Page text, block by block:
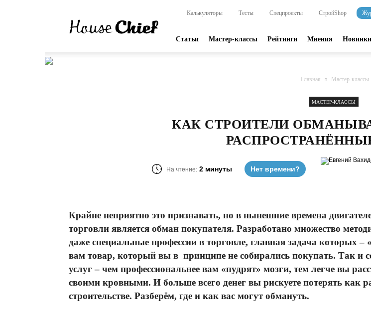
online-
издание
Калькуляторы Тесты Спецпроекты СтройShop
Статьи Мастер-классы Рейтинги Мнения Новинки
Главная Мастер-классы
МАСТЕР-КЛАССЫ
КАК СТРОИТЕЛИ
На чтение: 2 минуты Нет времени?
Крайне неприятно это признавать, но в нынешние времена
торговли является обман покупателя. Разработано множество
даже специальные профессии в торговле, главная задача которых –
вам товар, который вы в принципе не собирались покупать. Так и
услуг – чем профессиональнее вам «пудрят» мозги, тем легче вы
своими кровными. И больше всего денег вы рискуете потерять как
строительстве. Разберём, где и как вас могут обмануть.